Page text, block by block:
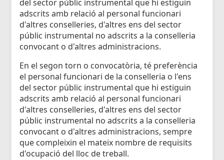
del sector públic instrumental que hi estiguin
adscrits amb relació al personal funcionari
d'altres conselleries, d'altres ens del sector
públic instrumental no adscrits a la conselleria
convocant o d'altres administracions.
En el segon torn o convocatòria, té preferència
el personal funcionari de la conselleria o l'ens
del sector públic instrumental que hi estiguin
adscrits amb relació al personal funcionari
d'altres conselleries, d'altres ens del sector
públic instrumental no adscrits a la conselleria
convocant o d'altres administracions, sempre
que compleixin el mateix nombre de requisits
d'ocupació del lloc de treball.